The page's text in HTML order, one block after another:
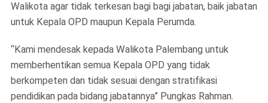
Walikota agar tidak terkesan bagi bagi jabatan, baik jabatan
untuk Kepala OPD maupun Kepala Perumda.
“Kami mendesak kepada Walikota Palembang untuk
memberhentikan semua Kepala OPD yang tidak
berkompeten dan tidak sesuai dengan stratifikasi
pendidikan pada bidang jabatannya” Pungkas Rahman.